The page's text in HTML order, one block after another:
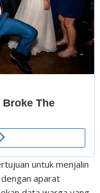
untuk menjalin
aparat